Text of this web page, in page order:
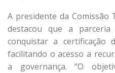
A presidente da Comissão
destacou que a
conquistar a certificação
facilitando o acesso a
a governança. “O